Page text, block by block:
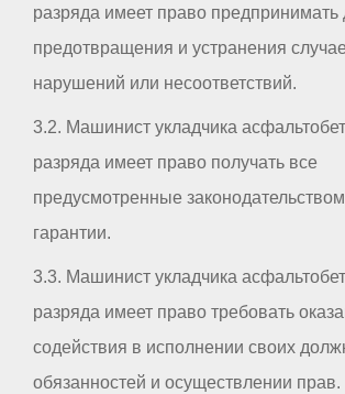
разряда имеет право предпринимать
предотвращения и устранения
нарушений или несоответствий.
3.2. Машинист укладчика
разряда имеет право получать все
предусмотренные
гарантии.
3.3. Машинист укладчика
разряда имеет право требовать
содействия в исполнении своих
обязанностей и осуществлении прав.